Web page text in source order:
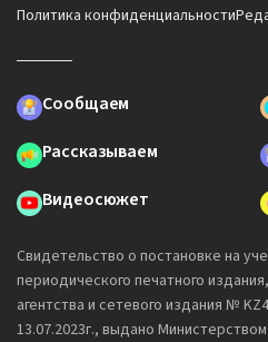
Политика конфиденциальности
Сообщаем
Рассказываем
Видеосюжет
Свидетельство о постановке на
периодического печатного
агентства и сетевого издания №
13.07.2023г., выдано